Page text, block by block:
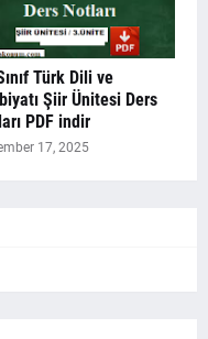
Türk Dili ve
Şiir Ünitesi Ders
PDF indir
17, 2025